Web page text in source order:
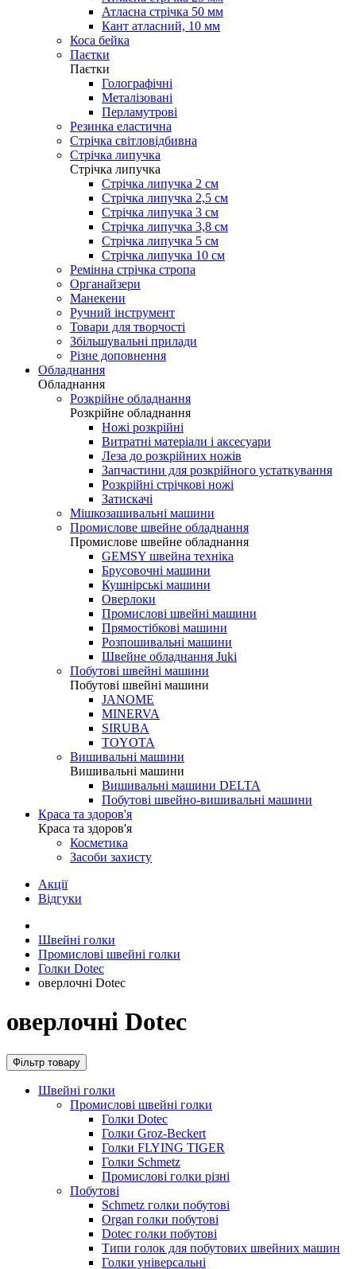
Атласна стрічка 50 мм
Кант атласний, 10 мм
Коса бейка
Паєтки
Паєтки
Голографічні
Металізовані
Перламутрові
Резинка еластична
Стрічка світловідбивна
Стрічка липучка
Стрічка липучка
Стрічка липучка 2 см
Стрічка липучка 2,5 см
Стрічка липучка 3 см
Стрічка липучка 3,8 см
Стрічка липучка 5 см
Стрічка липучка 10 см
Ремінна стрічка стропа
Органайзери
Манекени
Ручний інструмент
Товари для творчості
Збільшувальні прилади
Різне доповнення
Обладнання
Обладнання
Розкрійне обладнання
Розкрійне обладнання
Ножі розкрійні
Витратні матеріали і аксесуари
Леза до розкрійних ножів
Запчастини для розкрійного устаткування
Розкрійні стрічкові ножі
Затискачі
Мішкозашивальні машини
Промислове швейне обладнання
Промислове швейне обладнання
GEMSY швейна техніка
Брусовочні машини
Кушнірські машини
Оверлоки
Промислові швейні машини
Прямостібкові машини
Розпошивальні машини
Швейне обладнання Juki
Побутові швейні машини
Побутові швейні машини
JANOME
MINERVA
SIRUBA
TOYOTA
Вишивальні машини
Вишивальні машини
Вишивальні машини DELTA
Побутові швейно-вишивальні машини
Краса та здоров'я
Краса та здоров'я
Косметика
Засоби захисту
Акції
Відгуки
Швейні голки
Промислові швейні голки
Голки Dotec
оверлочні Dotec
оверлочні Dotec
Фільтр товару
Швейні голки
Промислові швейні голки
Голки Dotec
Голки Groz-Beckert
Голки FLYING TIGER
Голки Schmetz
Промислові голки різні
Побутові
Schmetz голки побутові
Organ голки побутові
Dotec голки побутові
Типи голок для побутових швейних машин
Голки універсальні